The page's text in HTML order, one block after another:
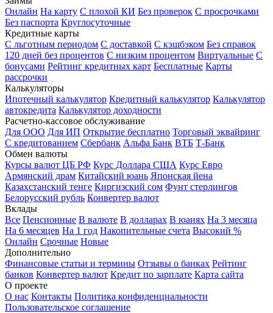
Онлайн На карту С плохой КИ Без проверок С просрочками
Без паспорта Круглосуточные
Кредитные карты
С льготным периодом С доставкой С кэшбэком Без справок
120 дней без процентов С низким процентом Виртуальные С
бонусами Рейтинг кредитных карт Бесплатные Карты
рассрочки
Калькуляторы
Ипотечный калькулятор Кредитный калькулятор Калькулятор
автокредита Калькулятор доходности
Расчетно-кассовое обслуживание
Для ООО Для ИП Открытие бесплатно Торговый эквайринг
С кредитованием Сбербанк Альфа Банк ВТБ Т-Банк
Обмен валюты
Курсы валют ЦБ РФ Курс Доллара США Курс Евро
Армянский драм Китайский юань Японская йена
Казахстанский тенге Киргизский сом Фунт стерлингов
Белорусский рубль Конвертер валют
Вклады
Все Пенсионные В валюте В долларах В юанях На 3 месяца
На 6 месяцев На 1 год Накопительные счета Высокий %
Онлайн Срочные Новые
Дополнительно
Финансовые статьи и термины Отзывы о банках Рейтинг
банков Конвертер валют Кредит по зарплате Карта сайта
О проекте
О нас Контакты Политика конфиденциальности
Пользовательское соглашение